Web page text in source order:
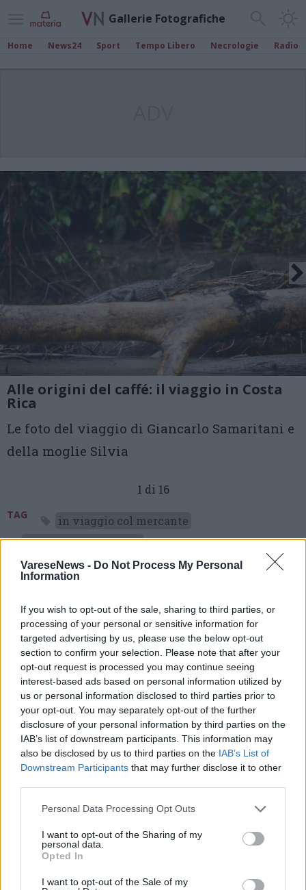
VareseNews - Do Not Process My Personal
Information
If you wish to opt-out of the sale, sharing to third parties, or
processing of your personal or sensitive information for
targeted advertising by us, please use the below opt-out
section to confirm your selection. Please note that after your
opt-out request is processed you may continue seeing
interest-based ads based on personal information utilized by
us or personal information disclosed to third parties prior to
your opt-out. You may separately opt-out of the further
disclosure of your personal information by third parties on the
IAB’s list of downstream participants. This information may
also be disclosed by us to third parties on the IAB’s List of
Downstream Participants that may further disclose it to other
Personal Data Processing Opt Outs
I want to opt-out of the Sharing of my
personal data.
Opted In
I want to opt-out of the Sale of my
Gallerie Fotografiche
Home News24 Sport Tempo Libero Necrologie Radio
Alle origini del caffé: il viaggio in Costa
Rica
Le foto del viaggio di Giancarlo Samaritani e
della moglie Silvia
1 di 16
TAG
in viaggio col mercante
Giancarlo Samaritani
Leggi l'articolo:
Da Ispra alla Costa Rica alle origini del caffé, il
“mercante” Samaritani torna a viaggiare
ADV
Commenti